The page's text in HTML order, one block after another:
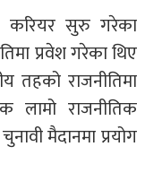
करियर सुरु गरेका
प्रवेश गरेका थिए
तहको राजनीतिमा
लामो राजनीतिक
मैदानमा प्रयोग